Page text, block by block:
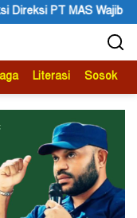
Mekanisme RUPS
Literasi Sosok